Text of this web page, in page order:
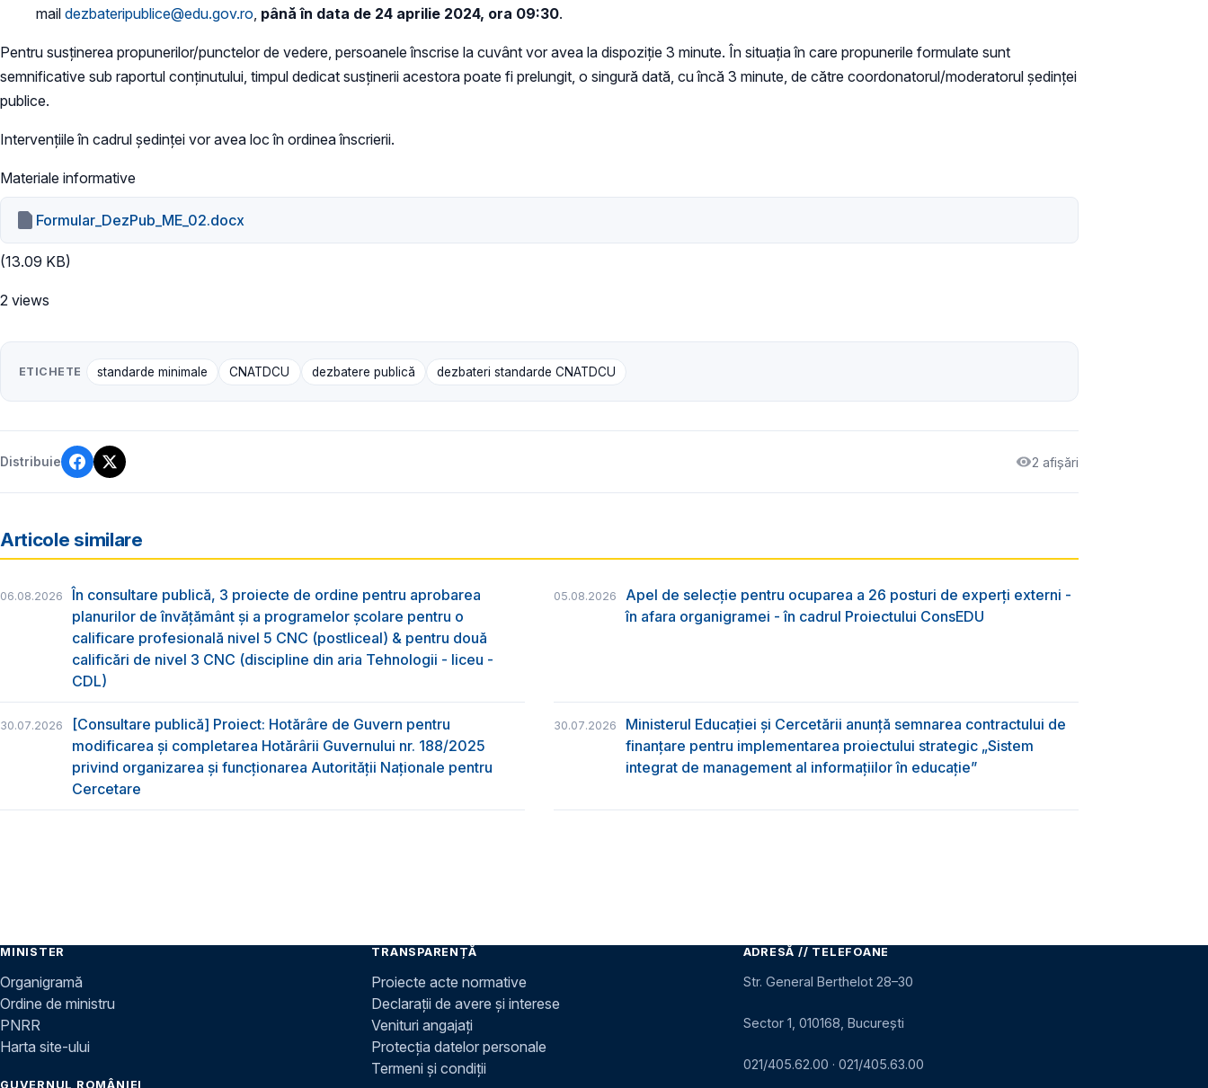
mail dezbateripublice@edu.gov.ro, până în data de 24 aprilie 2024, ora 09:30.
Pentru susținerea propunerilor/punctelor de vedere, persoanele înscrise la cuvânt vor avea la dispoziție 3 minute. În situația în care propunerile formulate sunt
semnificative sub raportul conținutului, timpul dedicat susținerii acestora poate fi prelungit, o singură dată, cu încă 3 minute, de către coordonatorul/moderatorul ședinței
publice.
Intervențiile în cadrul ședinței vor avea loc în ordinea înscrierii.
Materiale informative
Formular_DezPub_ME_02.docx
(13.09 KB)
2 views
ETICHETE standarde minimale CNATDCU dezbatere publică dezbateri standarde CNATDCU
Distribuie 2 afișări
Articole similare
06.08.2026
În consultare publică, 3 proiecte de ordine pentru aprobarea
planurilor de învățământ și a programelor școlare pentru o
calificare profesională nivel 5 CNC (postliceal) & pentru două
calificări de nivel 3 CNC (discipline din aria Tehnologii - liceu -
CDL)
05.08.2026
Apel de selecție pentru ocuparea a 26 posturi de experți externi -
în afara organigramei - în cadrul Proiectului ConsEDU
30.07.2026
[Consultare publică] Proiect: Hotărâre de Guvern pentru
modificarea și completarea Hotărârii Guvernului nr. 188/2025
privind organizarea şi funcţionarea Autorităţii Naţionale pentru
Cercetare
30.07.2026
Ministerul Educației și Cercetării anunță semnarea contractului de
finanțare pentru implementarea proiectului strategic „Sistem
integrat de management al informațiilor în educație”
MINISTER
Organigramă
Ordine de ministru
PNRR
Harta site-ului
GUVERNUL ROMÂNIEI
TRANSPARENȚĂ
Proiecte acte normative
Declarații de avere și interese
Venituri angajați
Protecția datelor personale
Termeni și condiții
ADRESĂ // TELEFOANE
Str. General Berthelot 28–30
Sector 1, 010168, București
021/405.62.00 · 021/405.63.00